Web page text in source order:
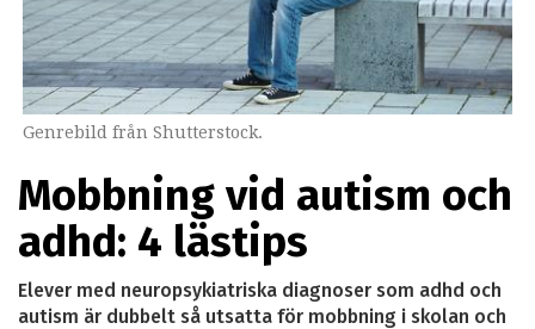
Genrebild från Shutterstock.
Mobbning vid autism och
adhd: 4 lästips
Elever med neuropsykiatriska diagnoser som adhd och
autism är dubbelt så utsatta för mobbning i skolan och